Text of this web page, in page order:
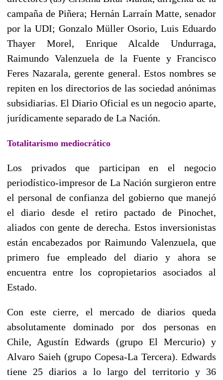
campaña de Piñera; Hernán Larraín Matte, senador
por la UDI; Gonzalo Müller Osorio, Luis Eduardo
Thayer Morel, Enrique Alcalde Undurraga,
Raimundo Valenzuela de la Fuente y Francisco
Feres Nazarala, gerente general. Estos nombres se
repiten en los directorios de las sociedad anónimas
subsidiarias. El Diario Oficial es un negocio aparte,
jurídicamente separado de La Nación.
Totalitarismo mediocrático
Los privados que participan en el negocio
periodístico-impresor de La Nación surgieron entre
el personal de confianza del gobierno que manejó
el diario desde el retiro pactado de Pinochet,
aliados con gente de derecha. Estos inversionistas
están encabezados por Raimundo Valenzuela, que
primero fue empleado del diario y ahora se
encuentra entre los copropietarios asociados al
Estado.
Con este cierre, el mercado de diarios queda
absolutamente dominado por dos personas en
Chile, Agustín Edwards (grupo El Mercurio) y
Alvaro Saieh (grupo Copesa-La Tercera). Edwards
tiene 25 diarios a lo largo del territorio y 36